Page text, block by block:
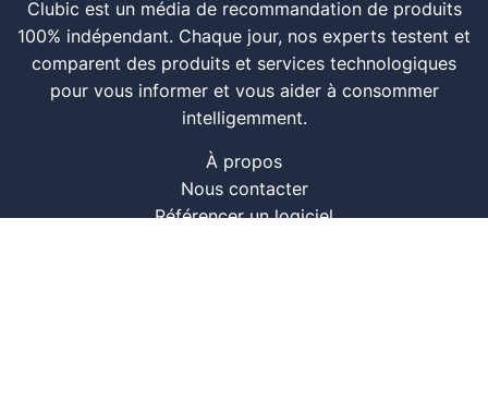
Clubic est un média de recommandation de produits
100% indépendant. Chaque jour, nos experts testent et
comparent des produits et services technologiques
pour vous informer et vous aider à consommer
intelligemment.
À propos
Nous contacter
Référencer un logiciel